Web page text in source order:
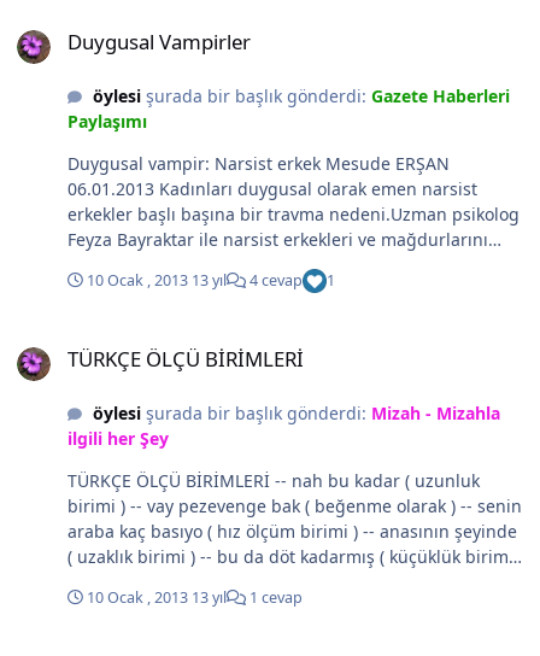
Duygusal Vampirler
öylesişurada bir başlık gönderdi: Gazete Haberleri
Paylaşımı
Duygusal vampir: Narsist erkek Mesude ERŞAN
06.01.2013 Kadınları duygusal olarak emen narsist
erkekler başlı başına bir travma nedeni.Uzman psikolog
Feyza Bayraktar ile narsist erkekleri ve mağdurlarını
diye mi destek alıyor? - Kadınlar genellikle narsist bir
zaman farkında değiller. Öfke, kaygı, depresyon, yeme
ardından yaşadıkları şok, yas, aldatılma problemleri
veya problemli ilişkide yaşadıkları sorunlar, “nasıl
düzeltebilirim, nerede hata yaptım, ne oldu da böyle
değişti?” gibi sorularla yardım istemeye geliyorlar. En
çok öfke, kaygı, kendini suçlama, takıntı, duygu kontrolü
sorunları yaşıyorlar. Peki birlikte oldukları kadınlarda
bunlara neden olan erkeklerin hepsi doğuştan mı
narsist? Sonradan narsist olunur mu? - Narsizmin
10 Ocak , 2013 13 yıl 4 cevap 1
TÜRKÇE ÖLÇÜ BİRİMLERİ
öylesişurada bir başlık gönderdi: Mizah - Mizahla
ilgili her Şey
TÜRKÇE ÖLÇÜ BİRİMLERİ -- nah bu kadar ( uzunluk
birimi ) -- vay pezevenge bak ( beğenme olarak ) -- senin
araba kaç basıyo ( hız ölçüm birimi ) -- anasının şeyinde
( uzaklık birimi ) -- bu da döt kadarmış ( küçüklük birimi )
soğukluk birimi )
10 Ocak , 2013 13 yıl 1 cevap